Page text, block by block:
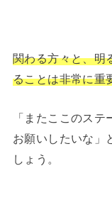
関わる方々と、明
ることは非常に重
「またここのス
お願いしたいな」
しょう。